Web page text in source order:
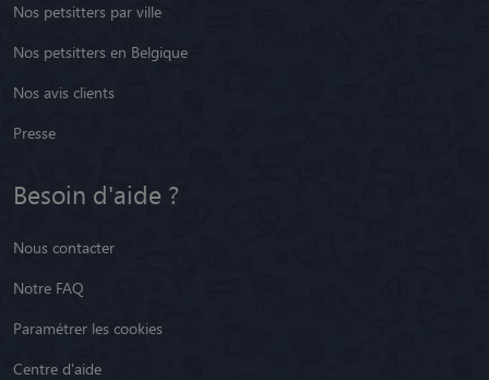
Nos petsitters par ville
Nos petsitters en Belgique
Nos avis clients
Presse
Besoin d'aide ?
Nous contacter
Notre FAQ
Paramétrer les cookies
Centre d'aide